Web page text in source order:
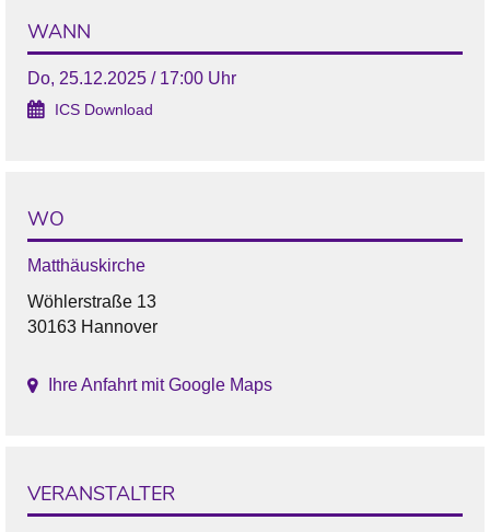
WANN
Do, 25.12.2025 / 17:00 Uhr
ICS Download
WO
Matthäuskirche
Wöhlerstraße 13
30163 Hannover
Ihre Anfahrt mit Google Maps
VERANSTALTER